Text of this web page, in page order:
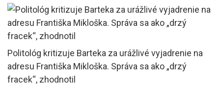
Politológ kritizuje Barteka za urážlivé vyjadrenie na
adresu Františka Mikloška. Správa sa ako „drzý
fracek“, zhodnotil